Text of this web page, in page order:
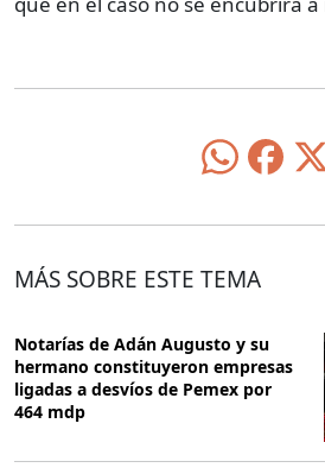
MÁS SOBRE ESTE TEMA
Notarías de Adán Augusto y su
hermano constituyeron empresas
ligadas a desvíos de Pemex por
464 mdp